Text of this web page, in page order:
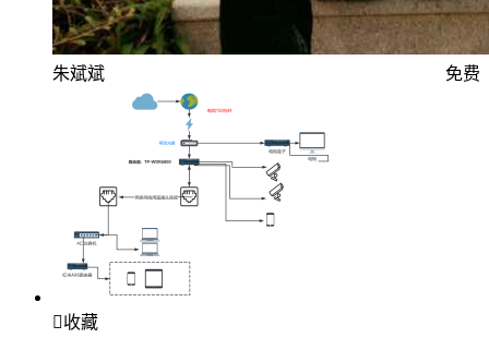
朱斌斌 免费
收藏